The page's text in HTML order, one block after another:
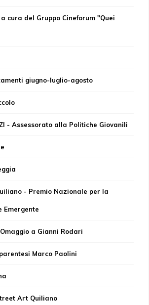
a cura del Gruppo Cineforum "Quei
giugno-luglio-agosto
- Assessorato alla Politiche Giovanili
- Premio Nazionale per la
Emergente
Omaggio a Gianni Rodari
Marco Paolini
Art Quiliano